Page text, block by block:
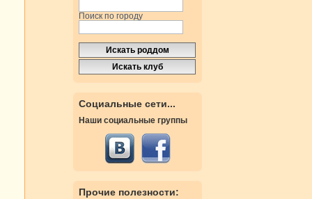
Поиск по городу
Социальные сети...
Наши социальные группы
Прочие полезности: